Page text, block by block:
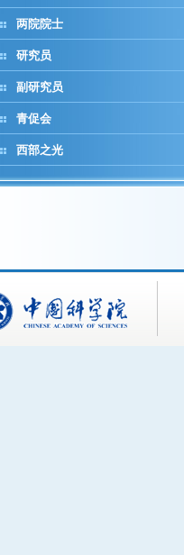
两院院士
研究员
副研究员
青促会
西部之光